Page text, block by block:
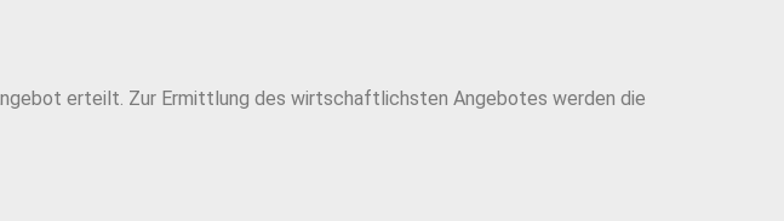
erteilt. Zur Ermittlung des wirtschaftlichsten Angebotes werden die